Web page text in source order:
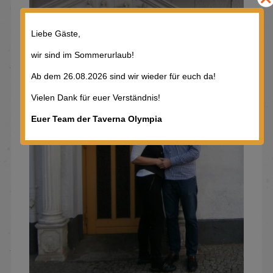
Liebe Gäste,
wir sind im Sommerurlaub!
Ab dem 26.08.2026 sind wir wieder für euch da!
Vielen Dank für euer Verständnis!
Euer Team der Taverna Olympia